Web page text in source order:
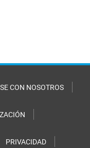
CON NOSOTROS
PRIVACIDAD